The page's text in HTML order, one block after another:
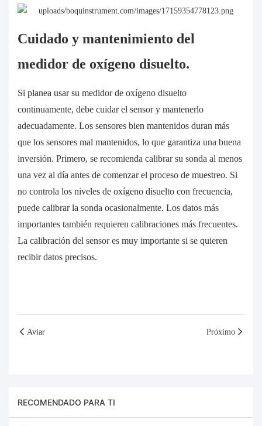
Cuidado y mantenimiento del
medidor de oxígeno disuelto.
Si planea usar su medidor de oxígeno disuelto
continuamente, debe cuidar el sensor y mantenerlo
adecuadamente. Los sensores bien mantenidos duran más
que los sensores mal mantenidos, lo que garantiza una buena
inversión. Primero, se recomienda calibrar su sonda al menos
una vez al día antes de comenzar el proceso de muestreo. Si
no controla los niveles de oxígeno disuelto con frecuencia,
puede calibrar la sonda ocasionalmente. Los datos más
importantes también requieren calibraciones más frecuentes.
La calibración del sensor es muy importante si se quieren
recibir datos precisos.
Aviar Próximo
RECOMENDADO PARA TI